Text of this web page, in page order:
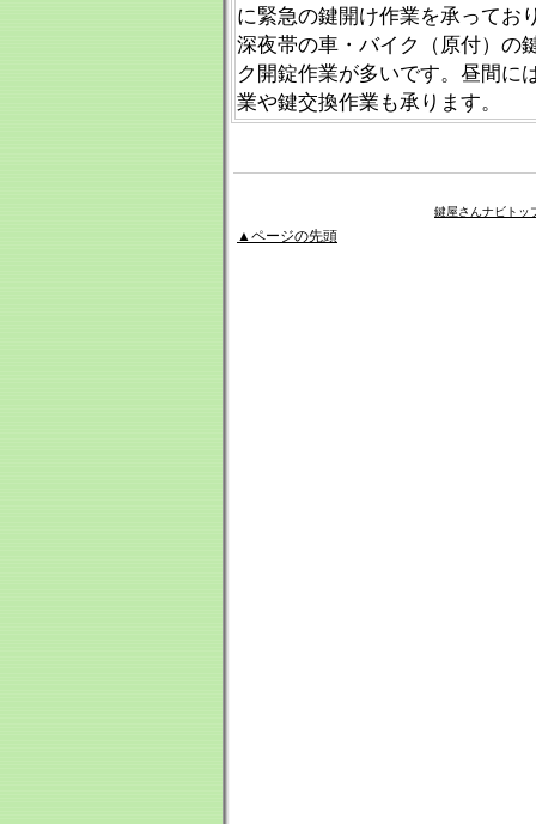
に緊急の鍵開け作業を承ってお
深夜帯の車・バイク（原付）の
ク開錠作業が多いです。昼間に
業や鍵交換作業も承ります。
鍵屋さんナビトッ
▲ページの先頭